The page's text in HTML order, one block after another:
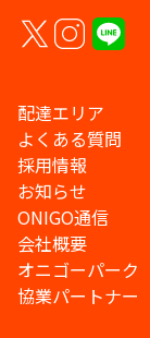
配達エリア
よくある質問
採用情報
お知らせ
ONIGO通信
会社概要
オニゴーパーク
協業パートナー